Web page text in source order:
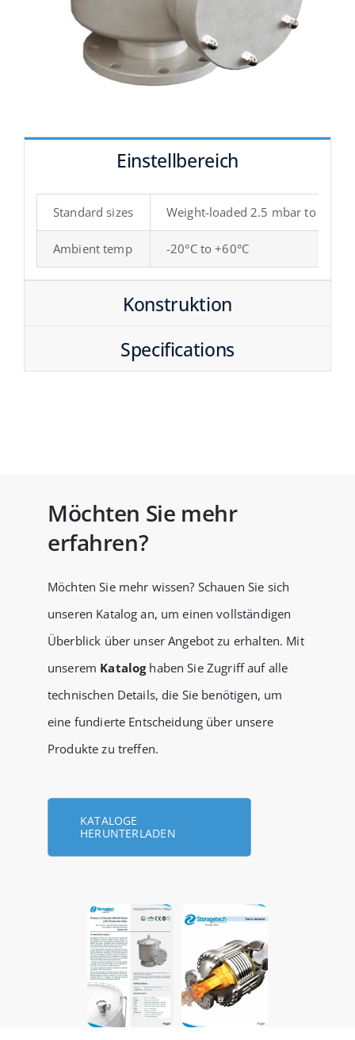
Einstellbereich
Standard sizes Weight-loaded 2.5 mbar to 70
Ambient temp -20°C to +60°C
Konstruktion
Specifications
Möchten Sie mehr
erfahren?
Möchten Sie mehr wissen? Schauen Sie sich
unseren Katalog an, um einen vollständigen
Überblick über unser Angebot zu erhalten. Mit
unserem Katalog haben Sie Zugriff auf alle
technischen Details, die Sie benötigen, um
eine fundierte Entscheidung über unsere
Produkte zu treffen.
KATALOGE
HERUNTERLADEN